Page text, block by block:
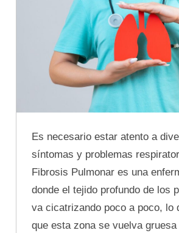
Es necesario estar atento a
síntomas y problemas
Fibrosis Pulmonar es una
donde el tejido profundo de los
va cicatrizando poco a poco, lo
que esta zona se vuelva